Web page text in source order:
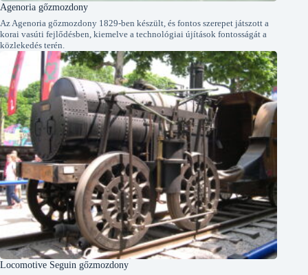
Agenoria gőzmozdony
Az Agenoria gőzmozdony 1829-ben készült, és fontos szerepet játszott a
korai vasúti fejlődésben, kiemelve a technológiai újítások fontosságát a
közlekedés terén.
Locomotive Seguin gőzmozdony